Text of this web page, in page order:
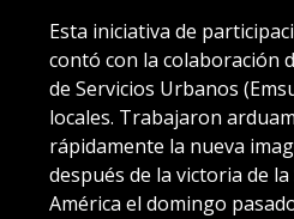
Esta iniciativa de
contó con la colaboración
de Servicios Urbanos
locales. Trabajaron
rápidamente la nueva
después de la victoria de
América el domingo